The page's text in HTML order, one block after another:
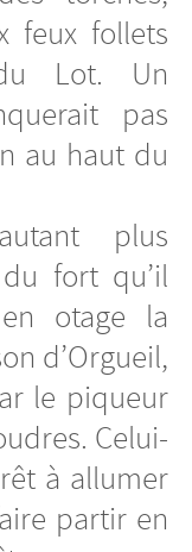
feux follets
Lot. Un
pas
au haut du
plus
fort qu’il
otage la
d’Orgueil,
le piqueur
Celui-
à allumer
partir en